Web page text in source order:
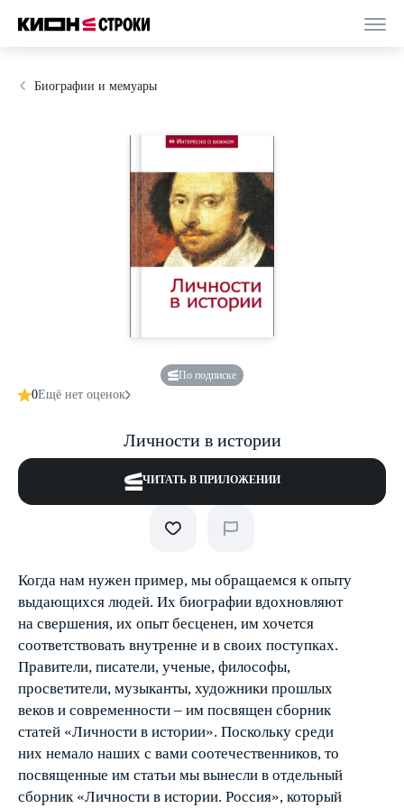
Биографии и мемуары
По подписке
0Ещё нет оценок
Личности в истории
ЧИТАТЬ В ПРИЛОЖЕНИИ
Когда нам нужен пример, мы обращаемся к опыту
выдающихся людей. Их биографии вдохновляют
на свершения, их опыт бесценен, им хочется
соответствовать внутренне и в своих поступках.
Правители, писатели, ученые, философы,
просветители, музыканты, художники прошлых
веков и современности – им посвящен сборник
статей «Личности в истории». Поскольку среди
них немало наших с вами соотечественников, то
посвященные им статьи мы вынесли в отдельный
сборник «Личности в истории. Россия», который